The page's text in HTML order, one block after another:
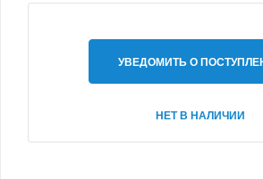
УВЕДОМИТЬ О
НЕТ В НАЛИЧИИ